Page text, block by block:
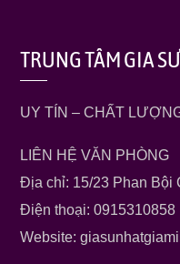
TRUNG TÂM GIA
UY TÍN – CHẤT
LIÊN HỆ VĂN PHÒNG
Địa chỉ: 15/23 Phan Bội
Điện thoại: 0915310858
Website: